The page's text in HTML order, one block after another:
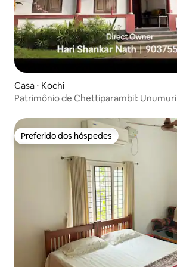
Casa ⋅ Kochi
Patrimônio de Chettiparambil: Unumuri
Preferido dos hóspedes
Preferido dos hóspedes